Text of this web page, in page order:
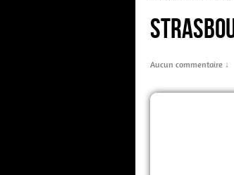
Aucun commentaire ↓